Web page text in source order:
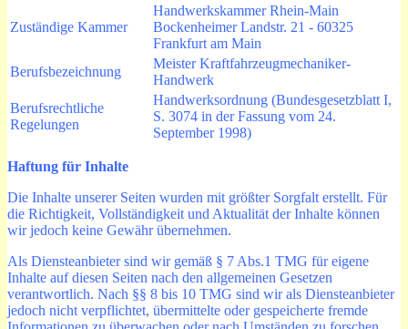
Zuständige Kammer
Handwerkskammer Rhein-Main
Bockenheimer Landstr. 21 - 60325
Frankfurt am Main
Berufsbezeichnung
Meister Kraftfahrzeugmechaniker-
Handwerk
Berufsrechtliche
Regelungen
Handwerksordnung (Bundesgesetzblatt I,
S. 3074 in der Fassung vom 24.
September 1998)
Haftung für Inhalte
Die Inhalte unserer Seiten wurden mit größter Sorgfalt erstellt. Für
die Richtigkeit, Vollständigkeit und Aktualität der Inhalte können
wir jedoch keine Gewähr übernehmen.
Als Diensteanbieter sind wir gemäß § 7 Abs.1 TMG für eigene
Inhalte auf diesen Seiten nach den allgemeinen Gesetzen
verantwortlich. Nach §§ 8 bis 10 TMG sind wir als Diensteanbieter
jedoch nicht verpflichtet, übermittelte oder gespeicherte fremde